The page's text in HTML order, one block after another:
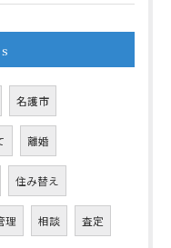
名護市
離婚
住み替え
理 相談 査定